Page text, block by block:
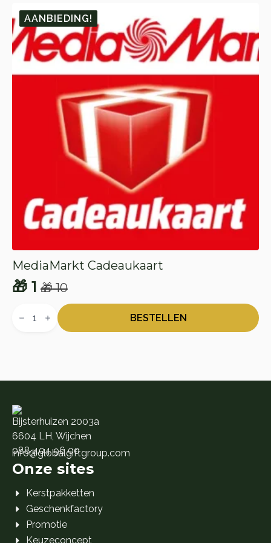
AANBIEDING!
MediaMarkt Cadeaukaart
🎁10
Oorspronkelijke
prijs
🎁 1
Huidige
prijs
MediaMarkt
Cadeaukaart
BESTELLEN
Bijsterhuizen 2003a
6604 LH, Wijchen
088 404 96 00
info@globalgiftgroup.com
Onze sites
Kerstpakketten
Geschenkfactory
Promotie
Keuzeconcept